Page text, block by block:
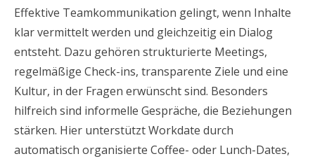
Effektive Teamkommunikation gelingt, wenn Inhalte
klar vermittelt werden und gleichzeitig ein Dialog
entsteht. Dazu gehören strukturierte Meetings,
regelmäßige Check-ins, transparente Ziele und eine
Kultur, in der Fragen erwünscht sind. Besonders
hilfreich sind informelle Gespräche, die Beziehungen
stärken. Hier unterstützt Workdate durch
automatisch organisierte Coffee- oder Lunch-Dates,